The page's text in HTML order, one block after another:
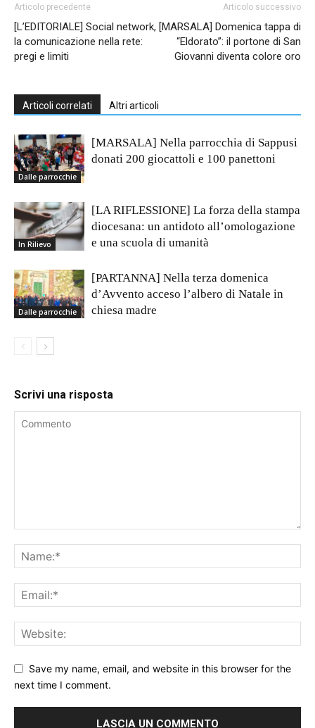
Articolo precedente
[L’EDITORIALE] Social network,
la comunicazione nella rete:
pregi e limiti
Articolo successivo
[MARSALA] Domenica tappa di
“Eldorato”: il portone di San
Giovanni diventa colore oro
Articoli correlati Altri articoli
Dalle parrocchie
[MARSALA] Nella parrocchia di Sappusi
donati 200 giocattoli e 100 panettoni
In Rilievo
[LA RIFLESSIONE] La forza della stampa
diocesana: un antidoto all’omologazione
e una scuola di umanità
Dalle parrocchie
[PARTANNA] Nella terza domenica
d’Avvento acceso l’albero di Natale in
chiesa madre
Scrivi una risposta
Save my name, email, and website in this browser for the
next time I comment.